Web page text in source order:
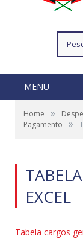
por:
MENU
Home »
Pagamento
»
EXCEL
Tabela cargos